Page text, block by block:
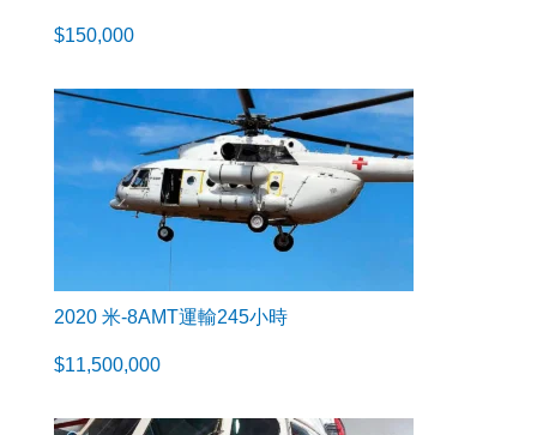
$150,000
2020 米-8AMT運輸245小時
$11,500,000